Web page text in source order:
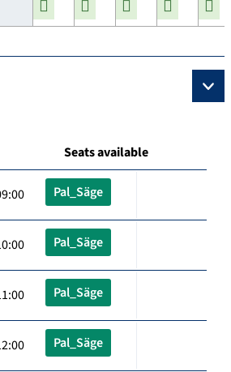
Seats available
Pal_Säge
Pal_Säge
Pal_Säge
Pal_Säge